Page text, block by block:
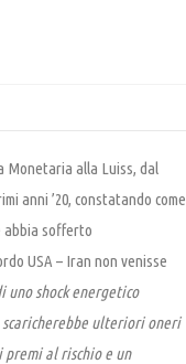
Monetaria alla Luiss, dal
anni ’20, constatando come
abbia sofferto
USA – Iran non venisse
shock energetico
scaricherebbe ulteriori oneri
al rischio e un